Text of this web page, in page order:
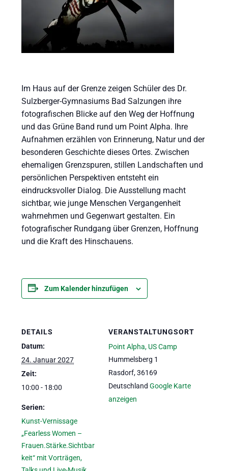
Im Haus auf der Grenze zeigen Schüler des Dr.
Sulzberger-Gymnasiums Bad Salzungen ihre
fotografischen Blicke auf den Weg der Hoffnung
und das Grüne Band rund um Point Alpha. Ihre
Aufnahmen erzählen von Erinnerung, Natur und der
besonderen Geschichte dieses Ortes. Zwischen
ehemaligen Grenzspuren, stillen Landschaften und
persönlichen Perspektiven entsteht ein
eindrucksvoller Dialog. Die Ausstellung macht
sichtbar, wie junge Menschen Vergangenheit
wahrnehmen und Gegenwart gestalten. Ein
fotografischer Rundgang über Grenzen, Hoffnung
und die Kraft des Hinschauens.
Zum Kalender hinzufügen
DETAILS
Datum:
24. Januar 2027
Zeit:
10:00 - 18:00
Serien:
Kunst-Vernissage
„Fearless Women –
Frauen.Stärke.Sichtbar
keit“ mit Vorträgen,
VERANSTALTUNGSORT
Point Alpha, US Camp
Hummelsberg 1
Rasdorf, 36169
Deutschland Google Karte
anzeigen